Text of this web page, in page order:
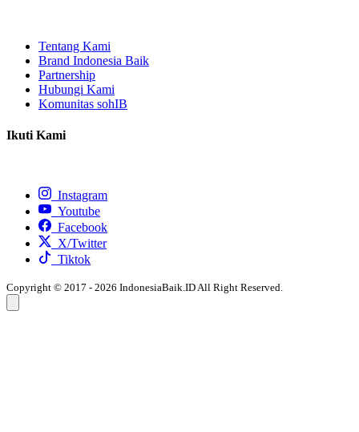
Tentang Kami
Brand Indonesia Baik
Partnership
Hubungi Kami
Komunitas sohIB
Ikuti Kami
Instagram
Youtube
Facebook
X/Twitter
Tiktok
Copyright © 2017 - 2026 IndonesiaBaik.ID All Right Reserved.